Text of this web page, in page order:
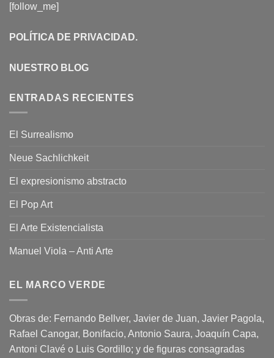
[follow_me]
POLÍTICA DE PRIVACIDAD.
NUESTRO BLOG
ENTRADAS RECIENTES
El Surrealismo
Neue Sachlichkeit
El expresionismo abstracto
El Pop Art
El Arte Existencialista
Manuel Viola – Anti Arte
EL MARCO VERDE
Obras de: Fernando Bellver, Javier de Juan, Javier Pagola,
Rafael Canogar, Bonifacio, Antonio Saura, Joaquín Capa,
Antoni Clavé o Luis Gordillo; y de figuras consagradas